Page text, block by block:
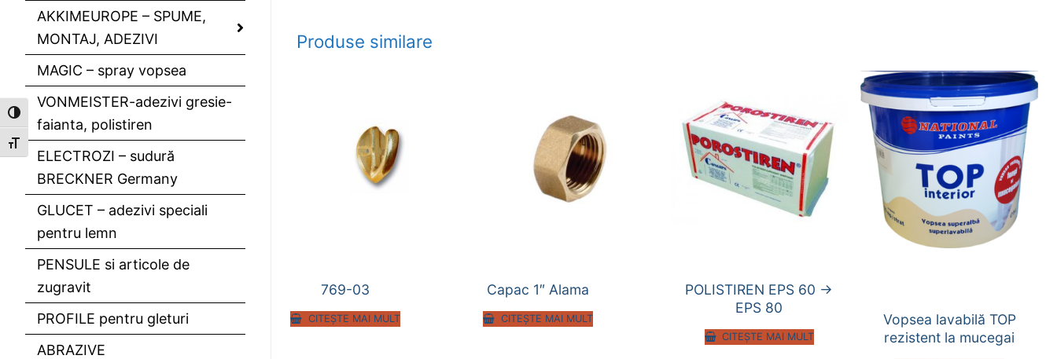
Toggle High Contrast
Toggle Font size
Produse similare
769-03
CITEȘTE MAI MULT
Capac 1″ Alama
CITEȘTE MAI MULT
POLISTIREN EPS 60 ->
EPS 80
CITEȘTE MAI MULT
Vopsea lavabilă TOP
rezistent la mucegai
AKKIMEUROPE – SPUME,
MONTAJ, ADEZIVI
MAGIC – spray vopsea
VONMEISTER-adezivi gresie-
faianta, polistiren
ELECTROZI – sudură
BRECKNER Germany
GLUCET – adezivi speciali
pentru lemn
PENSULE si articole de
zugravit
PROFILE pentru gleturi
ABRAZIVE